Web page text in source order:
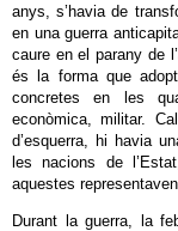
anys, s’havia de
en una guerra
caure en el parany de
és la forma que
concretes en les
econòmica, militar.
d’esquerra, hi havia
les nacions de
aquestes
Durant la guerra, la